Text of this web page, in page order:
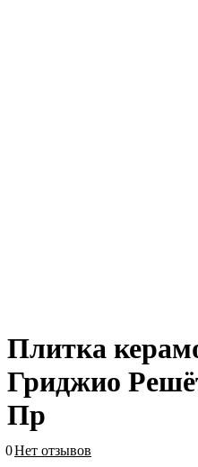
Плитка
Гриджио
Пр
0Нет отзывов